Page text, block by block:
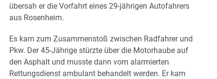
übersah er die Vorfahrt eines 29-jährigen Autofahrers
aus Rosenheim.
Es kam zum Zusammenstoß zwischen Radfahrer und
Pkw. Der 45-Jährige stürzte über die Motorhaube auf
den Asphalt und musste dann vom alarmierten
Rettungsdienst ambulant behandelt werden. Er kam